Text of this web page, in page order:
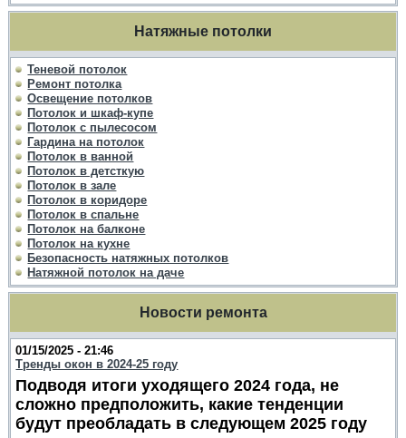
Натяжные потолки
Теневой потолок
Ремонт потолка
Освещение потолков
Потолок и шкаф-купе
Потолок с пылесосом
Гардина на потолок
Потолок в ванной
Потолок в детсткую
Потолок в зале
Потолок в коридоре
Потолок в спальне
Потолок на балконе
Потолок на кухне
Безопасность натяжных потолков
Натяжной потолок на даче
Новости ремонта
01/15/2025 - 21:46
Тренды окон в 2024-25 году
Подводя итоги уходящего 2024 года, не
сложно предположить, какие тенденции
будут преобладать в следующем 2025 году